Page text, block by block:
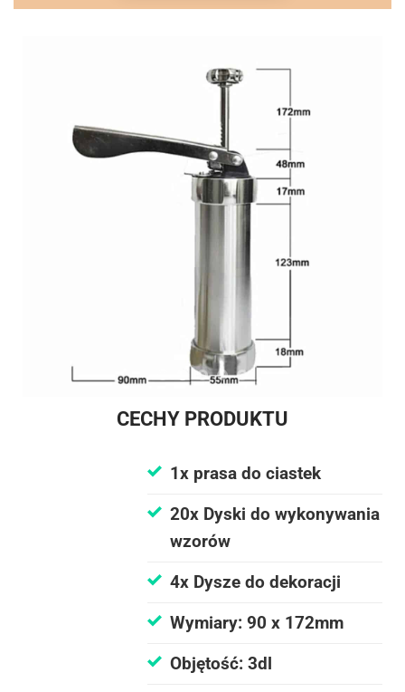
CECHY PRODUKTU
1x prasa do ciastek
20x Dyski do wykonywania
wzorów
4x Dysze do dekoracji
Wymiary: 90 x 172mm
Objętość: 3dl